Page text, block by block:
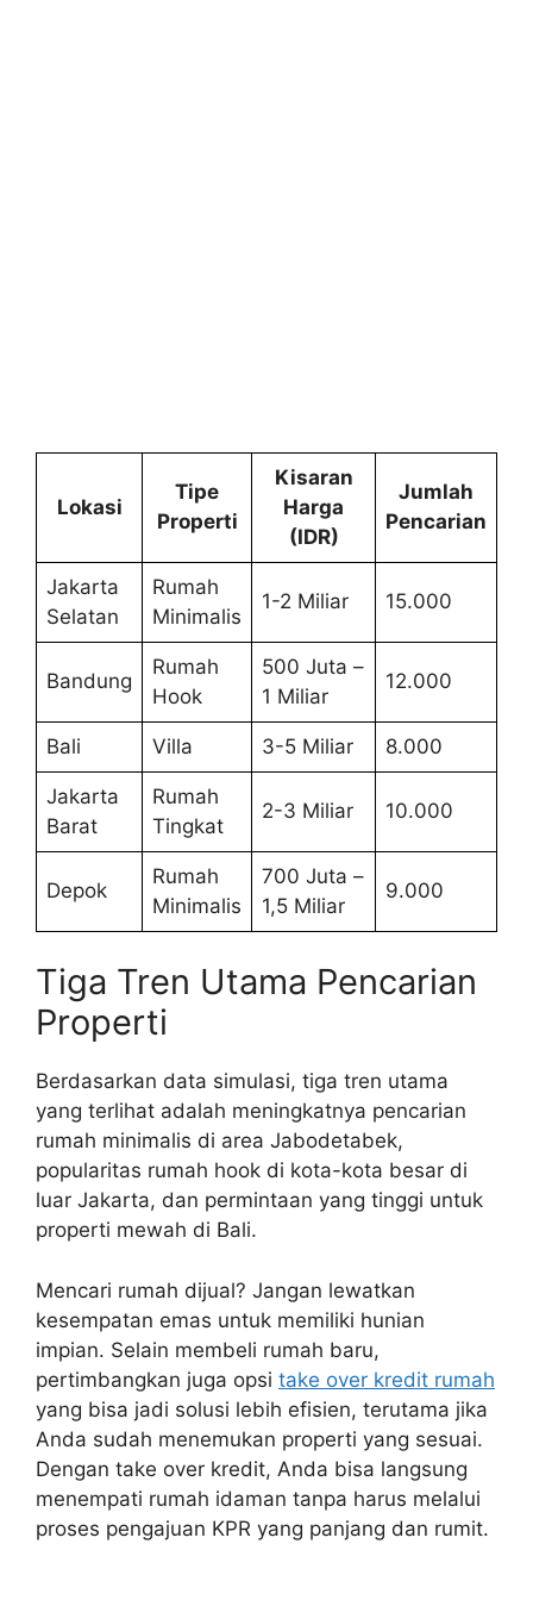
Lokasi
Tipe
Properti
Kisaran
Harga
(IDR)
Jumlah
Pencarian
Jakarta
Selatan
Rumah
Minimalis
1-2 Miliar 15.000
Bandung
Rumah
Hook
500 Juta –
1 Miliar
12.000
Bali Villa 3-5 Miliar 8.000
Jakarta
Barat
Rumah
Tingkat
2-3 Miliar 10.000
Depok
Rumah
Minimalis
700 Juta –
1,5 Miliar
9.000
Tiga Tren Utama Pencarian
Properti
Berdasarkan data simulasi, tiga tren utama
yang terlihat adalah meningkatnya pencarian
rumah minimalis di area Jabodetabek,
popularitas rumah hook di kota-kota besar di
luar Jakarta, dan permintaan yang tinggi untuk
properti mewah di Bali.
Mencari rumah dijual? Jangan lewatkan
kesempatan emas untuk memiliki hunian
impian. Selain membeli rumah baru,
pertimbangkan juga opsi take over kredit rumah
yang bisa jadi solusi lebih efisien, terutama jika
Anda sudah menemukan properti yang sesuai.
Dengan take over kredit, Anda bisa langsung
menempati rumah idaman tanpa harus melalui
proses pengajuan KPR yang panjang dan rumit.